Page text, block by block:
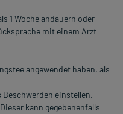
1 Woche andauern oder
mit einem Arzt
angewendet haben, als
einstellen,
kann gegebenenfalls